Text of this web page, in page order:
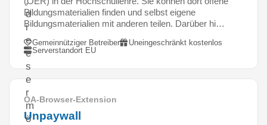
d
i
e
e
s
e
r
m
ö
Bildungsmaterialien finden und selbst eigene
Bildungsmaterialien mit anderen teilen. Darüber hi…
Gemeinnütziger Betreiber
Uneingeschränkt kostenlos
Serverstandort EU
OA-Browser-Extension
Unpaywall